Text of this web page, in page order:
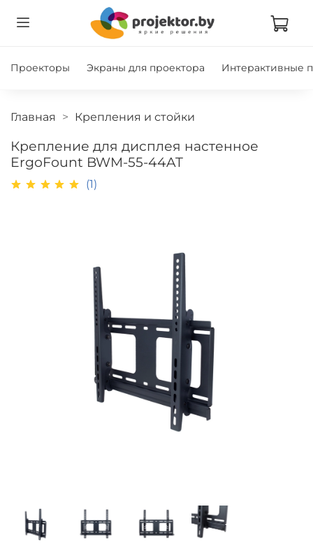
Проекторы Экраны для проектора Интерактивные
Главная Крепления и стойки
Крепление для дисплея настенное
ErgoFount BWM-55-44AT
(1)